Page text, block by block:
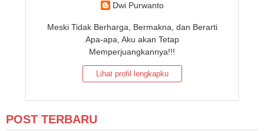
Dwi Purwanto
Meski Tidak Berharga, Bermakna, dan Berarti
Apa-apa, Aku akan Tetap
Memperjuangkannya!!!
Lihat profil lengkapku
POST TERBARU